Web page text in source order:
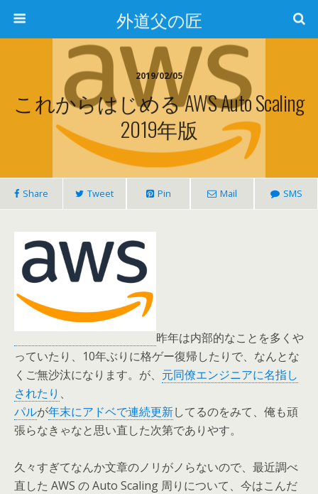
外道父の匠
2019/02/05
これからはじめる AWS Auto Scaling
2019年版
Share Tweet Pin Mail SMS
昨年は内部的なことを多くや
っていたり、10年ぶりに格ゲー復帰したりで、なんとな
くご無沙汰になります。が、 元同僚エンジニアに名指し
されたり 、
パルが年末にアドベで連続更新してるのをみて、俺も頑
張らなきゃなと思い直した次第でありやす。
久々すぎてなんか文章のノリがノらないので、最近調べ
直した AWS の Auto Scaling 周りについて、今はこんだ